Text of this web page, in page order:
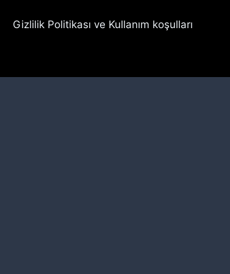
Gizlilik Politikası ve Kullanım koşulları